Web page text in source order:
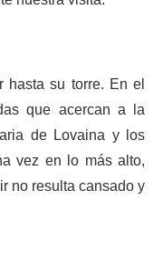
hasta su torre. En el
que acercan a la
de Lovaina y los
vez en lo más alto,
no resulta cansado y